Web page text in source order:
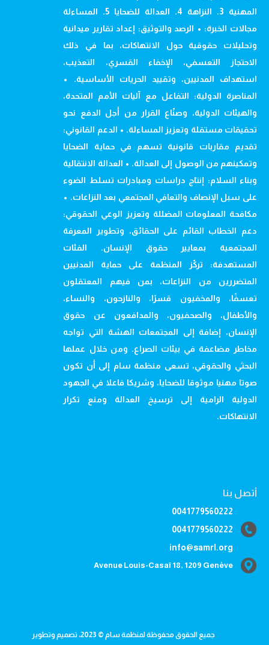
المهنية 3. النزاهة 4. العدالة للضحايا 5. المساءلة
مجالات الخبرة: • الرصد والتوثيق: إعداد تقارير ميدانية
وتحليلات حقوقية حول الانتهاكات، بما في ذلك
الاحتجاز التعسفي، الإخفاء القسري، التعذيب،
استهداف المدنيين، وتقييد الحريات الأساسية. •
المناصرة الدولية: التفاعل مع آليات الأمم المتحدة،
والهيئات الدولية، وصنّاع القرار من أجل الدفع نحو
تحقيقات مستقلة وتعزيز المساءلة. • الدعم القانوني:
تقديم مقاربات قانونية تسهم في حماية الضحايا
وتمكينهم من الوصول إلى العدالة. • العدالة الانتقالية
وبناء السلام: إنتاج دراسات ومبادرات تسلط الضوء
على سبل الإنصاف والتعافي المجتمعي بعد النزاعات. •
مكافحة المعلومات المضللة وتعزيز الوعي الحقوقي:
دعم الخطاب القائم على الحقائق، وتطوير المعرفة
المجتمعية بمعايير حقوق الإنسان. الفئات
المستهدفة: تركّز المنظمة على حماية المدنيين
المتضررين من النزاعات، بمن فيهم المعتقلون
تعسفًا، والمخفيون قسرًا، والنازحون، والنساء،
والأطفال، والصحفيون، والمدافعون عن حقوق
الإنسان، إضافة إلى المجتمعات الهشة التي تواجه
مخاطر مضاعفة في بيئات الصراع. ومن خلال عملها
البحثي والحقوقي، تسعى منظمة سام إلى أن تكون
صوتا مهنيا موثوقا للضحايا، وشريكا فاعلا في الجهود
الدولية الرامية إلى ترسيخ العدالة ومنع تكرار
الانتهاكات.
أتصل بنا
0041779560222
0041779560222
info@samrl.org
Avenue Louis-Casaï 18, 1209 Genève
جميع الحقوق محفوظة لمنظمة سام © 2023، تصميم وتطوير